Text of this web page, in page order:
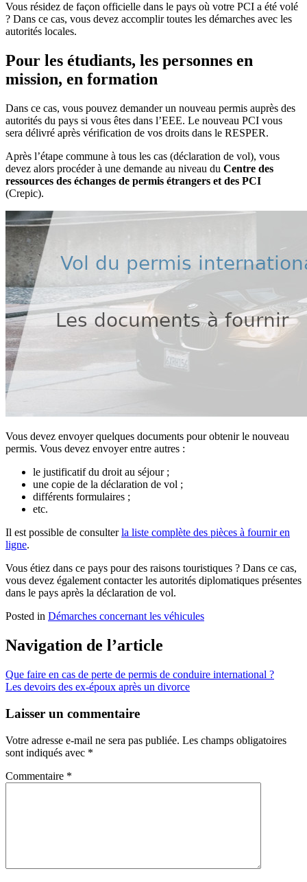
Vous résidez de façon officielle dans le pays où votre PCI a été volé
? Dans ce cas, vous devez accomplir toutes les démarches avec les
autorités locales.
Pour les étudiants, les personnes en
mission, en formation
Dans ce cas, vous pouvez demander un nouveau permis auprès des
autorités du pays si vous êtes dans l’EEE. Le nouveau PCI vous
sera délivré après vérification de vos droits dans le RESPER.
Après l’étape commune à tous les cas (déclaration de vol), vous
devez alors procéder à une demande au niveau du Centre des
ressources des échanges de permis étrangers et des PCI
(Crepic).
Vous devez envoyer quelques documents pour obtenir le nouveau
permis. Vous devez envoyer entre autres :
le justificatif du droit au séjour ;
une copie de la déclaration de vol ;
différents formulaires ;
etc.
Il est possible de consulterla liste complète des pièces à fournir en
ligne.
Vous étiez dans ce pays pour des raisons touristiques ? Dans ce cas,
vous devez également contacter les autorités diplomatiques présentes
dans le pays après la déclaration de vol.
Posted in Démarches concernant les véhicules
Navigation de l’article
Que faire en cas de perte de permis de conduire international ?
Les devoirs des ex-époux après un divorce
Laisser un commentaire
Votre adresse e-mail ne sera pas publiée. Les champs obligatoires
sont indiqués avec *
Commentaire *